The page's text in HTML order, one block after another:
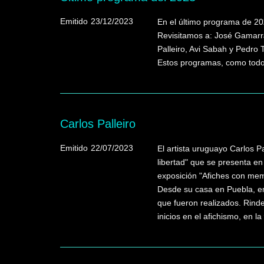
Emitido 23/12/2023
En el último programa de
Revisitamos a: José
Palleiro, Avi Sabah y Pedro
Estos programas, como
Carlos Palleiro
Emitido 22/07/2023
El artista uruguayo Carlos
libertad" que se presenta
exposición "Afiches con
Desde su casa en Puebla,
que fueron realizados.
inicios en el afichismo, en la